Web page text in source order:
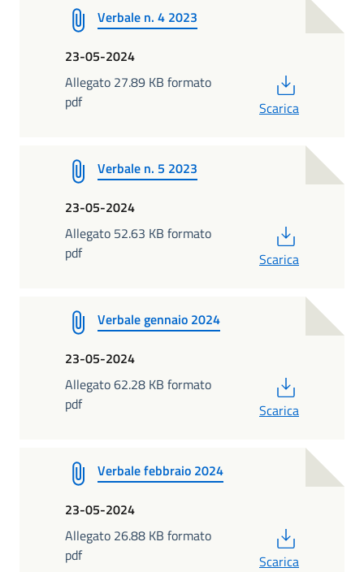
Verbale n. 4 2023
23-05-2024
Allegato 27.89 KB formato
pdf
Scarica
Verbale n. 5 2023
23-05-2024
Allegato 52.63 KB formato
pdf
Scarica
Verbale gennaio 2024
23-05-2024
Allegato 62.28 KB formato
pdf
Scarica
Verbale febbraio 2024
23-05-2024
Allegato 26.88 KB formato
pdf
Scarica